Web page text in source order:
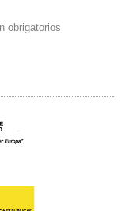
obrigatorios